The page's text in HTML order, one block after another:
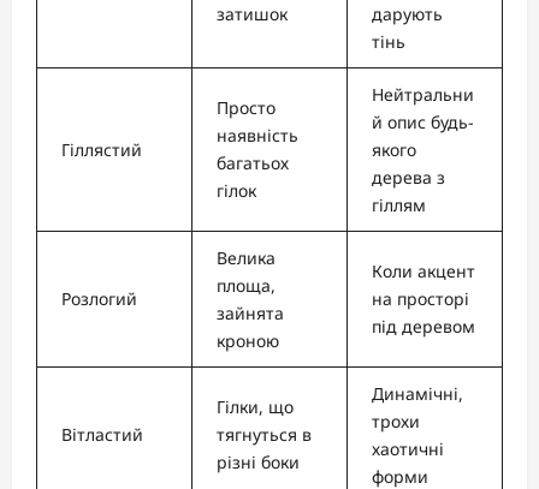
затишок
дарують
тінь
Гіллястий
Просто
наявність
багатьох
гілок
Нейтральни
й опис будь-
якого
дерева з
гіллям
Розлогий
Велика
площа,
зайнята
кроною
Коли акцент
на просторі
під деревом
Вітластий
Гілки, що
тягнуться в
різні боки
Динамічні,
трохи
хаотичні
форми